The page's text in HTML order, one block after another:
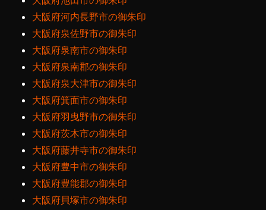
大阪府河内長野市の御朱印
大阪府泉佐野市の御朱印
大阪府泉南市の御朱印
大阪府泉南郡の御朱印
大阪府泉大津市の御朱印
大阪府箕面市の御朱印
大阪府羽曳野市の御朱印
大阪府茨木市の御朱印
大阪府藤井寺市の御朱印
大阪府豊中市の御朱印
大阪府豊能郡の御朱印
大阪府貝塚市の御朱印